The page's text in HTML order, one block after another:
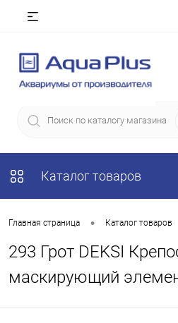
Каталог товаров
Главная страница • Каталог товаров
293 Грот DEKSI
маскирующий